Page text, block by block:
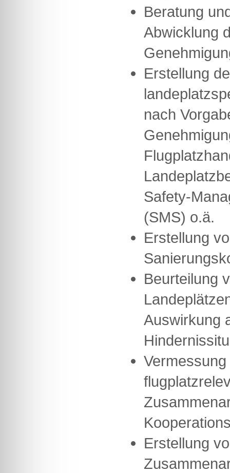
Beratung
Abwicklung
Erstellung
nach
Safety-
(SMS) o.ä.
Erstellung
Beurteilung
Auswirkung
Erstellung